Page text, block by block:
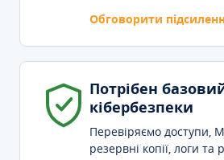
Обговорити
Потрібен
кібербезпеки
Перевіряємо доступи,
резервні копії, логи та